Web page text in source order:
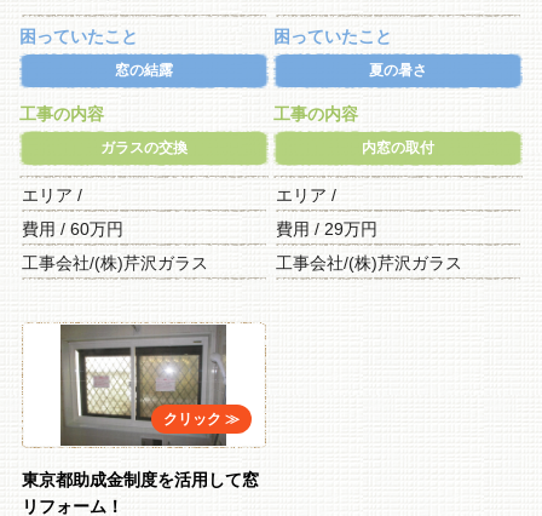
困っていたこと
窓の結露
工事の内容
ガラスの交換
エリア /
費用 / 60万円
工事会社/(株)芹沢ガラス
困っていたこと
夏の暑さ
工事の内容
内窓の取付
エリア /
費用 / 29万円
工事会社/(株)芹沢ガラス
東京都助成金制度を活用して窓
リフォーム！